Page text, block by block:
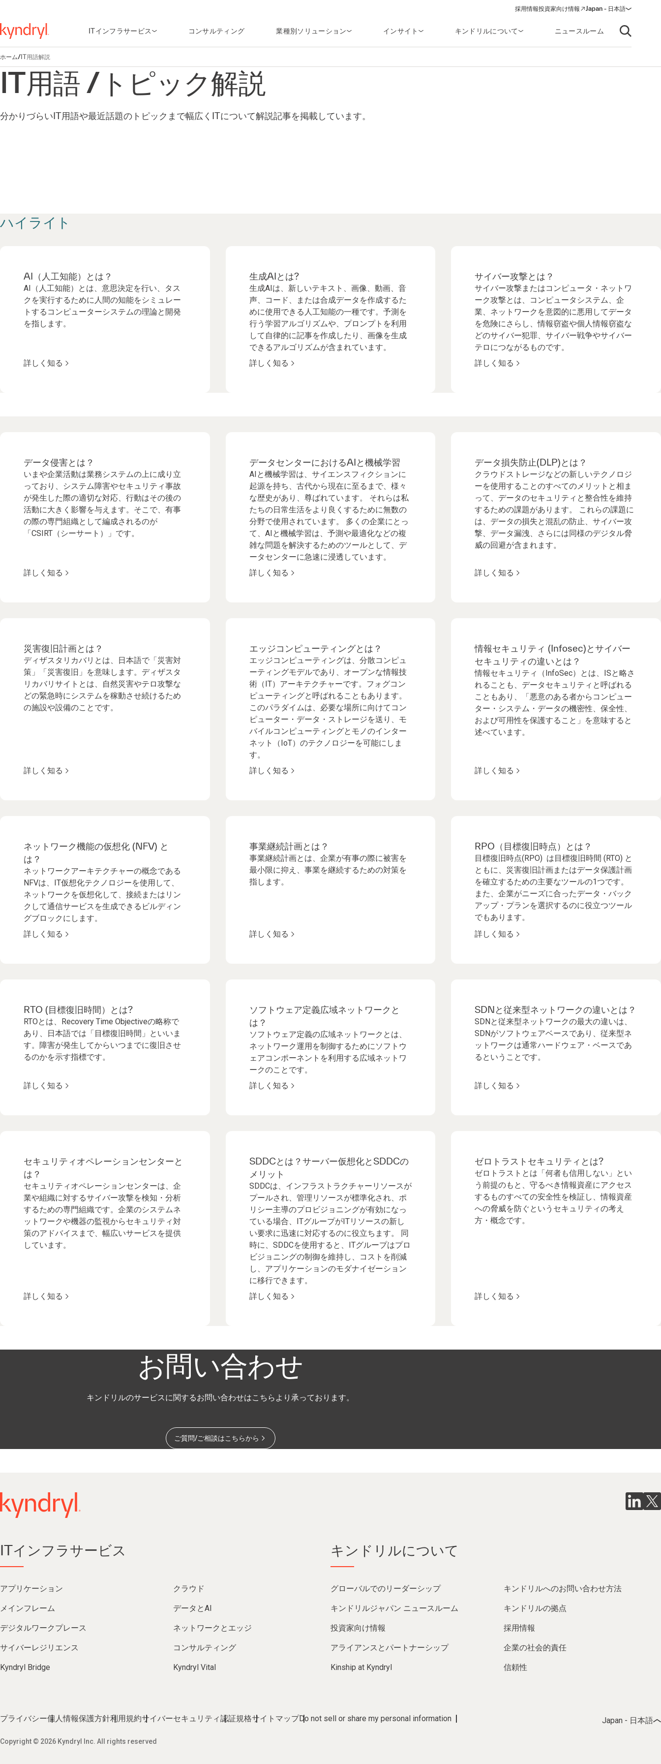
採用情報投資家向け情報
(opens in a new window)
Japan - 日本語
ITインフラサービス コンサルティング 業種別ソリューション インサイト キンドリルについて ニュースルーム
Open
ホーム/IT用語解説
IT用語 /トピック解説
分かりづらいIT用語や最近話題のトピックまで幅広くITについて解説記事を掲載しています。
ハイライト
AI（人工知能）とは？
AI（人工知能）とは、意思決定を行い、タス
クを実行するために人間の知能をシミュレー
トするコンピューターシステムの理論と開発
を指します。
詳しく知る
生成AIとは?
生成AIは、新しいテキスト、画像、動画、音
声、コード、または合成データを作成するた
めに使用できる人工知能の一種です。予測を
行う学習アルゴリズムや、プロンプトを利用
して自律的に記事を作成したり、画像を生成
できるアルゴリズムが含まれています。
詳しく知る
サイバー攻撃とは？
サイバー攻撃またはコンピュータ・ネットワ
ーク攻撃とは、コンピュータシステム、企
業、ネットワークを意図的に悪用してデータ
を危険にさらし、情報窃盗や個人情報窃盗な
どのサイバー犯罪、サイバー戦争やサイバー
テロにつながるものです。
詳しく知る
データ侵害とは？
いまや企業活動は業務システムの上に成り立
っており、システム障害やセキュリティ事故
が発生した際の適切な対応、行動はその後の
活動に大きく影響を与えます。そこで、有事
の際の専門組織として編成されるのが
「CSIRT（シーサート）」です。
詳しく知る
データセンターにおけるAIと機械学習
AIと機械学習は、サイエンスフィクションに
起源を持ち、古代から現在に至るまで、様々
な歴史があり、尊ばれています。 それらは私
たちの日常生活をより良くするために無数の
分野で使用されています。 多くの企業にとっ
て、AIと機械学習は、予測や最適化などの複
雑な問題を解決するためのツールとして、デ
ータセンターに急速に浸透しています。
詳しく知る
データ損失防止(DLP)とは？
クラウドストレージなどの新しいテクノロジ
ーを使用することのすべてのメリットと相ま
って、データのセキュリティと整合性を維持
するための課題があります。 これらの課題に
は、データの損失と混乱の防止、サイバー攻
撃、データ漏洩、さらには同様のデジタル脅
威の回避が含まれます。
詳しく知る
災害復旧計画とは？
ディザスタリカバリとは、日本語で「災害対
策」「災害復旧」を意味します。ディザスタ
リカバリサイトとは、自然災害やテロ攻撃な
どの緊急時にシステムを稼動させ続けるため
の施設や設備のことです。
詳しく知る
エッジコンピューティングとは？
エッジコンピューティングは、分散コンピュ
ーティングモデルであり、オープンな情報技
術（IT）アーキテクチャーです。フォグコン
ピューティングと呼ばれることもあります。
このパラダイムは、必要な場所に向けてコン
ピューター・データ・ストレージを送り、モ
バイルコンピューティングとモノのインター
ネット（IoT）のテクノロジーを可能にしま
す。
詳しく知る
情報セキュリティ (Infosec)とサイバー
セキュリティの違いとは？
情報セキュリティ（InfoSec）とは、ISと略さ
れることも、データセキュリティと呼ばれる
こともあり、「悪意のある者からコンピュー
ター・システム・データの機密性、保全性、
および可用性を保護すること」を意味すると
述べています。
詳しく知る
ネットワーク機能の仮想化 (NFV) と
は？
ネットワークアーキテクチャーの概念である
NFVは、IT仮想化テクノロジーを使用して、
ネットワークを仮想化して、接続またはリン
クして通信サービスを生成できるビルディン
グブロックにします。
詳しく知る
事業継続計画とは？
事業継続計画とは、企業が有事の際に被害を
最小限に抑え、事業を継続するための対策を
指します。
詳しく知る
RPO（目標復旧時点）とは？
目標復旧時点(RPO) は目標復旧時間 (RTO) と
ともに、災害復旧計画またはデータ保護計画
を確立するための主要なツールの1つです。
また、企業がニーズに合ったデータ・バック
アップ・プランを選択するのに役立つツール
でもあります。
詳しく知る
RTO (目標復旧時間）とは?
RTOとは、Recovery Time Objectiveの略称で
あり、日本語では「目標復旧時間」といいま
す。障害が発生してからいつまでに復旧させ
るのかを示す指標です。
詳しく知る
ソフトウェア定義広域ネットワークと
は？
ソフトウェア定義の広域ネットワークとは、
ネットワーク運用を制御するためにソフトウ
ェアコンポーネントを利用する広域ネットワ
ークのことです。
詳しく知る
SDNと従来型ネットワークの違いとは？
SDNと従来型ネットワークの最大の違いは、
SDNがソフトウェアベースであり、従来型ネ
ットワークは通常ハードウェア・ベースであ
るということです。
詳しく知る
セキュリティオペレーションセンターと
は？
セキュリティオペレーションセンターは、企
業や組織に対するサイバー攻撃を検知・分析
するための専門組織です。企業のシステムネ
ットワークや機器の監視からセキュリティ対
策のアドバイスまで、幅広いサービスを提供
しています。
詳しく知る
SDDCとは？サーバー仮想化とSDDCの
メリット
SDDCは、インフラストラクチャーリソースが
プールされ、管理リソースが標準化され、ポ
リシー主導のプロビジョニングが有効になっ
ている場合、ITグループがITリソースの新し
い要求に迅速に対応するのに役立ちます。 同
時に、SDDCを使用すると、ITグループはプロ
ビジョニングの制御を維持し、コストを削減
し、アプリケーションのモダナイゼーション
に移行できます。
詳しく知る
ゼロトラストセキュリティとは?
ゼロトラストとは「何者も信用しない」とい
う前提のもと、守るべき情報資産にアクセス
するものすべての安全性を検証し、情報資産
への脅威を防ぐというセキュリティの考え
方・概念です。
詳しく知る
お問い合わせ
キンドリルのサービスに関するお問い合わせはこちらより承っております。
ご質問/ご相談はこちらから
ITインフラサービス
アプリケーション クラウド
メインフレーム データとAI
デジタルワークプレース ネットワークとエッジ
サイバーレジリエンス コンサルティング
Kyndryl Bridge Kyndryl Vital
キンドリルについて
グローバルでのリーダーシップ キンドリルへのお問い合わせ方法
キンドリルジャパン ニュースルーム キンドリルの拠点
投資家向け情報 採用情報
アライアンスとパートナーシップ 企業の社会的責任
Kinship at Kyndryl 信頼性
プライバシー個人情報保護方針利用規約サイバーセキュリティ認証規格サイトマップDo not sell or share my personal information
Copyright © 2026 Kyndryl Inc. All rights reserved
Japan - 日本語